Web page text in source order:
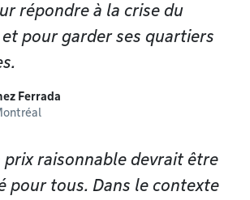
répondre à la crise du
pour garder ses quartiers
Ferrada
prix raisonnable devrait être
pour tous. Dans le contexte